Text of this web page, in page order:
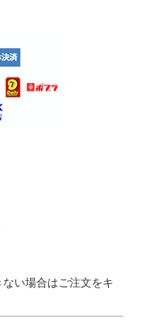
い場合はご注文をキ